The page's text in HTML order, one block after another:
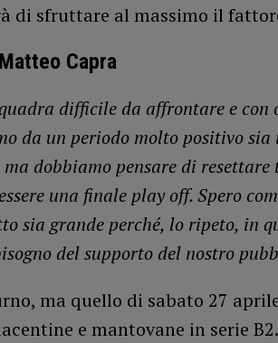
di sfruttare al massimo il
Capra
difficile da affrontare e con
da un periodo molto positivo
dobbiamo pensare di resettare
una finale play off. Spero
sia grande perché, lo ripeto, in
del supporto del nostro
ma quello di sabato 27
e mantovane in serie